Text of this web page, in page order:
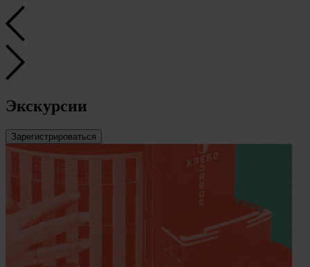
Экскурсии
Зарегистрироваться